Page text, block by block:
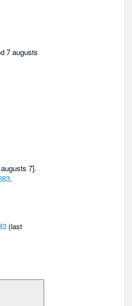
7 augusts
7].
.
(last